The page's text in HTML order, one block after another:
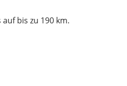
bis zu 190 km.